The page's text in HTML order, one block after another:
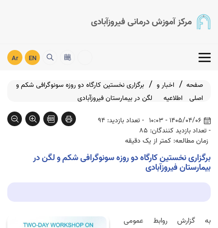
مرکز آموزش درمانی فیروزآبادی
EN
Ar
صفحه
اصلی
اخبار و
اطلاعیه
برگزاری نخستین کارگاه دو روزه سونوگرافی شکم و
لگن در بیمارستان فیروزآبادی
1405/04/06 - 10:03
- تعداد بازدید: 94
- تعداد بازدید کنندگان: 85
زمان مطالعه: کمتر از یک دقیقه
برگزاری نخستین کارگاه دو روزه سونوگرافی شکم و لگن در
بیمارستان فیروزآبادی
به گزارش روابط عمومی